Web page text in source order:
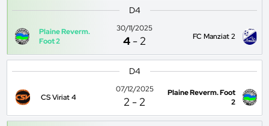
D4
Plaine Reverm.
Foot 2
30/11/2025
4 -2 FC Manziat 2
D4
CS Viriat 4
07/12/2025
2 -2
Plaine Reverm. Foot
2